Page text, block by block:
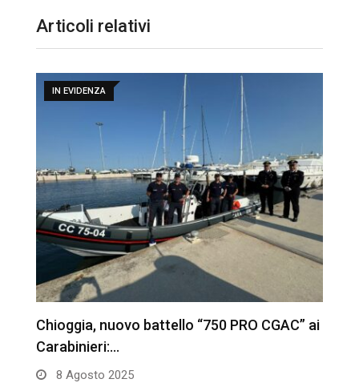
Articoli relativi
IN EVIDENZA
Chioggia, nuovo battello “750 PRO CGAC” ai
Carabinieri:…
8 Agosto 2025